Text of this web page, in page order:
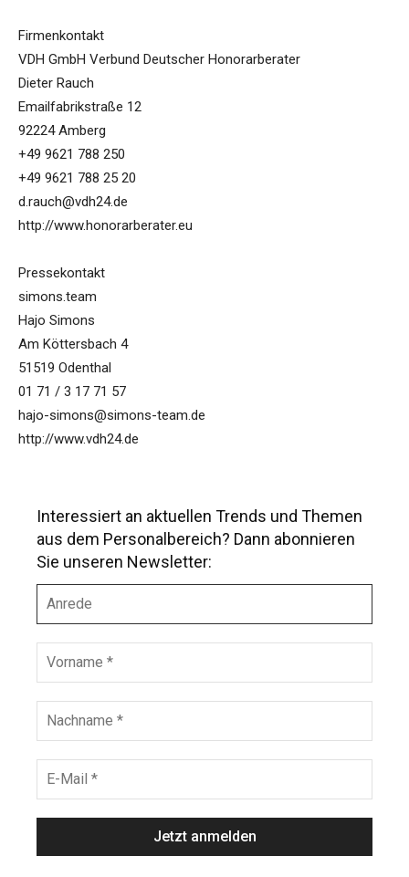
Firmenkontakt
VDH GmbH Verbund Deutscher Honorarberater
Dieter Rauch
Emailfabrikstraße 12
92224 Amberg
+49 9621 788 250
+49 9621 788 25 20
d.rauch@vdh24.de
http://www.honorarberater.eu
Pressekontakt
simons.team
Hajo Simons
Am Köttersbach 4
51519 Odenthal
01 71 / 3 17 71 57
hajo-simons@simons-team.de
http://www.vdh24.de
Interessiert an aktuellen Trends und Themen
aus dem Personalbereich? Dann abonnieren
Sie unseren Newsletter:
r
e
e
r
n
m
c
h
a
M
a
l